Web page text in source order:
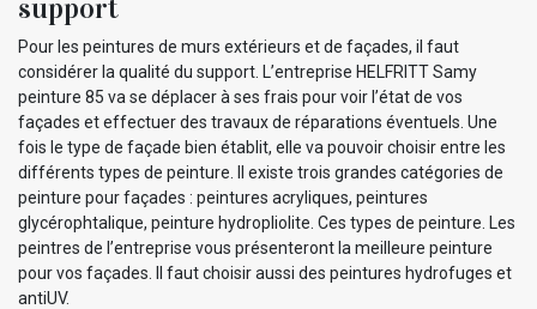
support
Pour les peintures de murs extérieurs et de façades, il faut
considérer la qualité du support. L’entreprise HELFRITT Samy
peinture 85 va se déplacer à ses frais pour voir l’état de vos
façades et effectuer des travaux de réparations éventuels. Une
fois le type de façade bien établit, elle va pouvoir choisir entre les
différents types de peinture. Il existe trois grandes catégories de
peinture pour façades : peintures acryliques, peintures
glycérophtalique, peinture hydropliolite. Ces types de peinture. Les
peintres de l’entreprise vous présenteront la meilleure peinture
pour vos façades. Il faut choisir aussi des peintures hydrofuges et
antiUV.